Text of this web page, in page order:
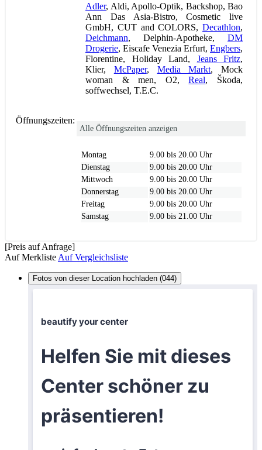
Adler, Aldi, Apollo-Optik, Backshop, Bao
Ann Das Asia-Bistro, Cosmetic live
GmbH, CUT and COLORS, Decathlon,
Deichmann, Delphin-Apotheke, DM
Drogerie, Eiscafe Venezia Erfurt, Engbers,
Florentine, Holiday Land, Jeans Fritz,
Klier, McPaper, Media Markt, Mock
woman & men, O2,Real, Škoda,
soffwechsel, T.E.C.
Öffnungszeiten:
Alle Öffnungszeiten anzeigen
Montag
9.00 bis 20.00 Uhr
Dienstag
9.00 bis 20.00 Uhr
Mittwoch
9.00 bis 20.00 Uhr
Donnerstag
9.00 bis 20.00 Uhr
Freitag
9.00 bis 20.00 Uhr
Samstag
9.00 bis 21.00 Uhr
[Preis auf Anfrage]
Auf Merkliste Auf Vergleichsliste
Fotos von dieser Location hochladen (044)